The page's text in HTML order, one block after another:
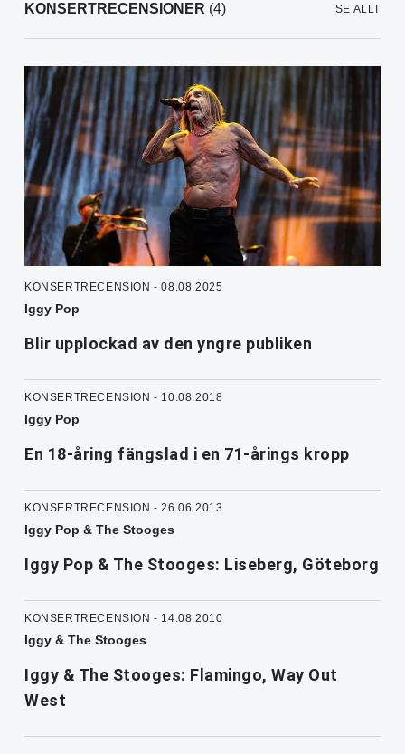
KONSERTRECENSIONER (4) SE ALLT
KONSERTRECENSION - 08.08.2025
Iggy Pop
Blir upplockad av den yngre publiken
KONSERTRECENSION - 10.08.2018
Iggy Pop
En 18-åring fängslad i en 71-årings kropp
KONSERTRECENSION - 26.06.2013
Iggy Pop & The Stooges
Iggy Pop & The Stooges: Liseberg, Göteborg
KONSERTRECENSION - 14.08.2010
Iggy & The Stooges
Iggy & The Stooges: Flamingo, Way Out
West